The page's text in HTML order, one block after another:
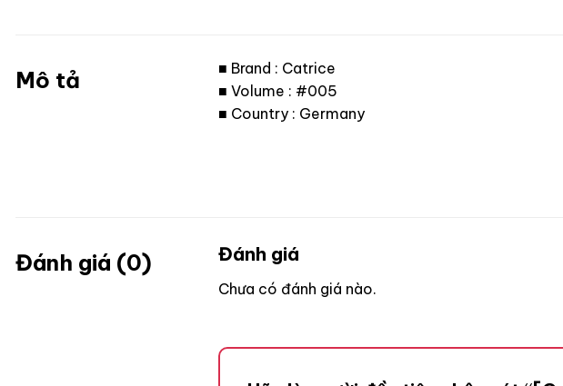
Mô tả
■ Brand : Catrice
■ Volume : #005
■ Country : Germany
Đánh giá (0) Đánh giá
Chưa có đánh giá nào.